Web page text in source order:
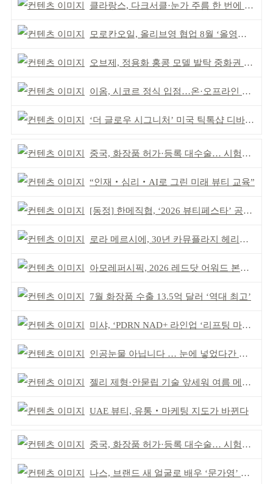
클라랑스, 다크서클·눈가 주름 한 번에 더블 케어
모로칸오일, 올리브영 협업 8월 ‘올영픽’ 선정
오브제, 정용화 홍콩 모델 발탁 중화권 공략 강화
이옴, 시코르 정식 입점…온·오프라인 유통망 확대
‘더 글로우 시그니처’ 미국 틱톡샵 디바이스 부문 1위
중국, 화장품 허가·등록 대수술… 시험자료 공용 허용
“인재‧심리‧AI로 그린 미래 뷰티 교육”
[동정] 한메직협, ‘2026 뷰티페스타’ 공동 주최
로라 메르시에, 30년 카뮤플라지 헤리티지 담아
아모레퍼시픽, 2026 레드닷 어워드 본상 2개 수상
7월 화장품 수출 13.5억 달러 ‘역대 최고’
미샤, ‘PDRN NAD+ 라인업 ‘리프팅 마스크’ 출시
인공눈물 아닙니다 … 눈에 넣었다간 각막 손상
젤리 제형·안묻립 기술 앞세워 여름 메이크업 시장 공략
UAE 뷰티, 유통‧마케팅 지도가 바뀐다
중국, 화장품 허가·등록 대수술… 시험자료 공용 허용
나스, 브랜드 새 얼굴로 배우 ‘문가영’ 발탁